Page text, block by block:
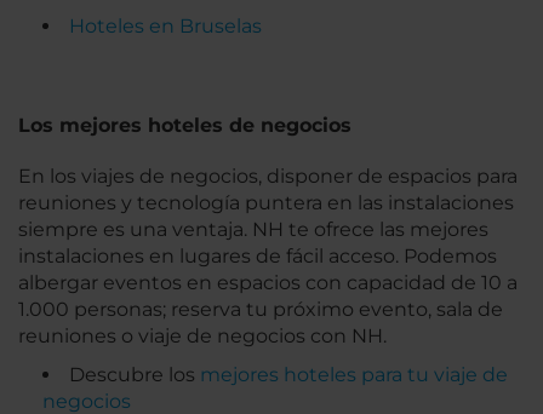
Hoteles en Bruselas
Los mejores hoteles de negocios
En los viajes de negocios, disponer de espacios para
reuniones y tecnología puntera en las instalaciones
siempre es una ventaja. NH te ofrece las mejores
instalaciones en lugares de fácil acceso. Podemos
albergar eventos en espacios con capacidad de 10 a
1.000 personas; reserva tu próximo evento, sala de
reuniones o viaje de negocios con NH.
Descubre los mejores hoteles para tu viaje de
negocios